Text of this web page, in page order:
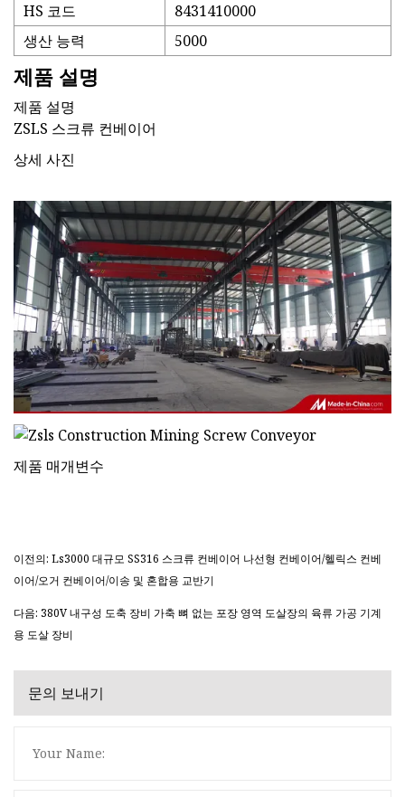
HS 코드
8431410000
생산 능력
5000
제품 설명
제품 설명
ZSLS 스크류 컨베이어
상세 사진
제품 매개변수
이전의: Ls3000 대규모 SS316 스크류 컨베이어 나선형 컨베이어/헬릭스 컨베
이어/오거 컨베이어/이송 및 혼합용 교반기
다음: 380V 내구성 도축 장비 가축 뼈 없는 포장 영역 도살장의 육류 가공 기계
용 도살 장비
문의 보내기